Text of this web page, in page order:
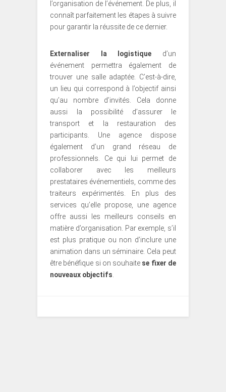
l’organisation de l’événement. De plus, il
connaît parfaitement les étapes à suivre
pour garantir la réussite de ce dernier.
Externaliser la logistique d’un
événement permettra également de
trouver une salle adaptée. C’est-à-dire,
un lieu qui correspond à l’objectif ainsi
qu’au nombre d’invités. Cela donne
aussi la possibilité d’assurer le
transport et la restauration des
participants. Une agence dispose
également d’un grand réseau de
professionnels. Ce qui lui permet de
collaborer avec les meilleurs
prestataires événementiels, comme des
traiteurs expérimentés. En plus des
services qu’elle propose, une agence
offre aussi les meilleurs conseils en
matière d’organisation. Par exemple, s’il
est plus pratique ou non d’inclure une
animation dans un séminaire. Cela peut
être bénéfique si on souhaite se fixer de
nouveaux objectifs